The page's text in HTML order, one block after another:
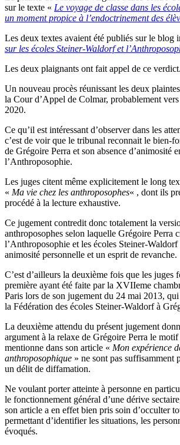
sur le texte « Le voyage de classe dans les
un moment propice à l’endoctrinement des
Les deux textes avaient été publiés sur le blog
sur les écoles Steiner-Waldorf et
Les deux plaignants ont fait appel de ce verdict.
Un nouveau procès réunissant les deux
la Cour d’Appel de Colmar, probablement
2020.
Ce qu’il est intéressant d’observer dans les
c’est de voir que le tribunal reconnait le bien-
de Grégoire Perra et son absence d’animosité
l’Anthroposophie.
Les juges citent même explicitement le long
« Ma vie chez les anthroposophes« , dont ils
procédé à la lecture exhaustive.
Ce jugement contredit donc totalement la
anthroposophes selon laquelle Grégoire Perra
l’Anthroposophie et les écoles Steiner-
animosité personnelle et un esprit de revanche.
C’est d’ailleurs la deuxième fois que les juges
première ayant été faite par la XVIIeme
Paris lors de son jugement du 24 mai 2013,
la Fédération des écoles Steiner-Waldorf à
La deuxième attendu du présent jugement
argument à la relaxe de Grégoire Perra le
mentionne dans son article « Mon expérience
anthroposophique » ne sont pas suffisamment
un délit de diffamation.
Ne voulant porter atteinte à personne en
le fonctionnement général d’une dérive
son article a en effet bien pris soin d’occulter
permettant d’identifier les situations, les
évoqués.